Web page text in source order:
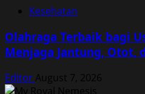
Kesehatan
Olahraga Terbaik bagi
Menjaga Jantung, Otot,
Editor August 7, 2026